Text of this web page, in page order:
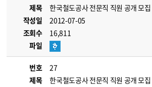
제목
한국철도공사 전문직 직원 공개 모집
작성일
2012-07-05
조회수
16,811
파일
번호
27
제목
한국철도공사 전문직 직원 공개 모집